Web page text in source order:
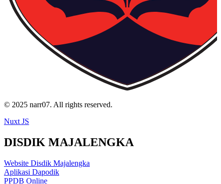
© 2025 narr07. All rights reserved.
Nuxt JS
DISDIK MAJALENGKA
Website Disdik Majalengka
Aplikasi Dapodik
PPDB Online